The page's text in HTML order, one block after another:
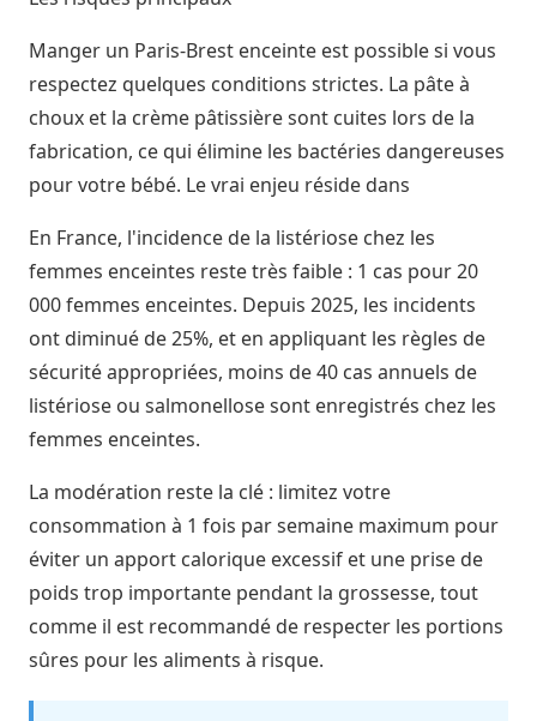
Manger un Paris-Brest enceinte est possible si vous
respectez quelques conditions strictes. La pâte à
choux et la crème pâtissièresont cuites lors de la
fabrication, ce qui élimine les bactéries dangereuses
pour votre bébé. Le vrai enjeu réside dans
En France, l'incidence de la listériose chez les
femmes enceintes reste très faible : 1 cas pour 20
000 femmes enceintes. Depuis 2025, les incidents
ont diminué de 25%, et en appliquant les règles de
sécuritéappropriées, moins de 40 cas annuels de
listériose ou salmonellose sont enregistrés chez les
femmes enceintes.
La modération reste la clé : limitez votre
consommation à 1 fois par semaine maximum pour
éviter un apport calorique excessif et une prise de
poids trop importante pendant la grossesse, tout
comme il est recommandé de respecter les portions
sûres pour les aliments à risque.